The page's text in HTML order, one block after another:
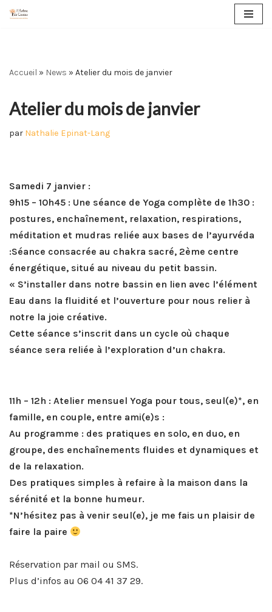
contenu
Accueil » News » Atelier du mois de janvier
Atelier du mois de janvier
par Nathalie Epinat-Lang
Samedi 7 janvier :
9h15 – 10h45 : Une séance de Yoga complète de 1h30 :
postures, enchaînement, relaxation, respirations,
méditation et mudras reliée aux bases de l’ayurvéda
:Séance consacrée au chakra sacré, 2ème centre
énergétique, situé au niveau du petit bassin.
« S’installer dans notre bassin en lien avec l’élément
Eau dans la fluidité et l’ouverture pour nous relier à
notre la joie créative.
Cette séance s’inscrit dans un cycle où chaque
séance sera reliée à l’exploration d’un chakra.
11h – 12h : Atelier mensuel Yoga pour tous, seul(e)*, en
famille, en couple, entre ami(e)s :
Au programme : des pratiques en solo, en duo, en
groupe, des enchaînements fluides et dynamiques et
de la relaxation.
Des pratiques simples à refaire à la maison dans la
sérénité et la bonne humeur.
*N’hésitez pas à venir seul(e), je me fais un plaisir de
faire la paire
Réservation par mail ou SMS.
Plus d’infos au 06 04 41 37 29.